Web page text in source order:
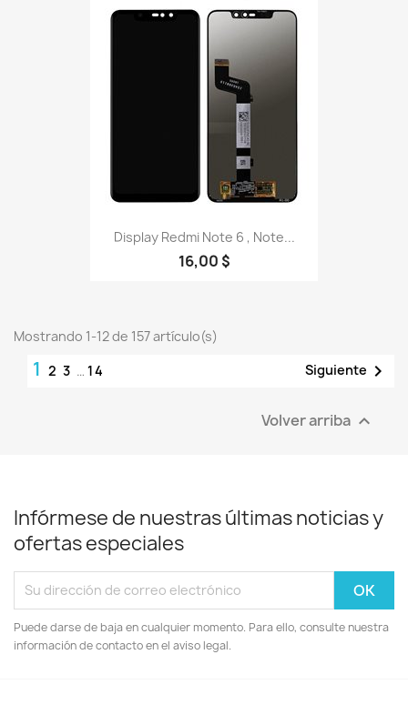
Display Redmi Note 6 , Note...
16,00 $
Mostrando 1-12 de 157 artículo(s)
1 2 3 … 14 Siguiente 
Volver arriba 
Infórmese de nuestras últimas noticias y
ofertas especiales
Puede darse de baja en cualquier momento. Para ello, consulte nuestra
información de contacto en el aviso legal.